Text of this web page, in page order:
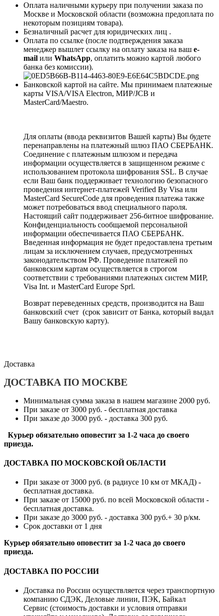
Оплата наличными курьеру при получении заказа по
Москве и Московской области (возможна предоплата по
некоторым позициям товара).
Безналичный расчет для юридических лиц .
Оплата по ссылке (после подтверждения заказа
менеджер вышлет ссылку на оплату заказа на ваш e-
mail или WhatsApp, оплатить можно картой любого
банка без комиссии).
Банковской картой на сайте. Мы принимаем платежные
карты VISA/VISA Electron, МИР/JCB и
MasterCard/Maestro.
Для оплаты (ввода реквизитов Вашей карты) Вы будете
перенаправлены на платежный шлюз ПАО СБЕРБАНК.
Соединение с платежным шлюзом и передача
информации осуществляется в защищенном режиме с
использованием протокола шифрования SSL. В случае
если Ваш банк поддерживает технологию безопасного
проведения интернет-платежей Verified By Visa или
MasterCard SecureCode для проведения платежа также
может потребоваться ввод специального пароля.
Настоящий сайт поддерживает 256-битное шифрование.
Конфиденциальность сообщаемой персональной
информации обеспечивается ПАО СБЕРБАНК.
Введенная информация не будет предоставлена третьим
лицам за исключением случаев, предусмотренных
законодательством РФ. Проведение платежей по
банковским картам осуществляется в строгом
соответствии с требованиями платежных систем МИР,
Visa Int. и MasterCard Europe Sprl.
Возврат переведенных средств, производится на Ваш
банковский счет (срок зависит от Банка, который выдал
Вашу банковскую карту).
Доставка
ДОСТАВКА ПО МОСКВЕ
Минимальная сумма заказа в нашем магазине 2000 руб.
При заказе от 3000 руб. - бесплатная доставка
При заказе до 3000 руб. - доставка 300 руб.
Курьер обязательно оповестит за 1-2 часа до своего
приезда.
ДОСТАВКА ПО МОСКОВСКОЙ ОБЛАСТИ
При заказе от 3000 руб. (в радиусе 10 км от МКАД) -
бесплатная доставка.
При заказе от 15000 руб. по всей Московской области -
бесплатная доставка.
При заказе до 3000 руб. - доставка 300 руб.+ 30 р/км.
Срок доставки от 1 дня
Курьер обязательно оповестит за 1-2 часа до своего
приезда.
ДОСТАВКА ПО РОССИИ
Доставка по России осуществляется через транспортную
компанию СДЭК, Деловые линии, ПЭК, Байкал
Сервис (стоимость доставки и условия отправки